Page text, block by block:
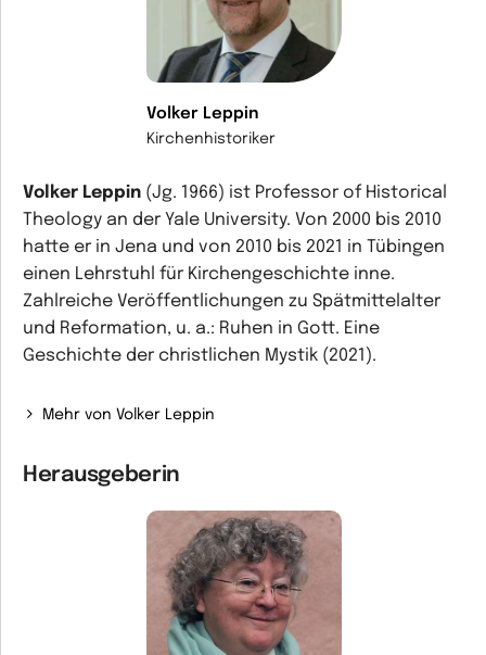
Volker Leppin
Kirchenhistoriker
Volker Leppin (Jg. 1966) ist Professor of Historical
Theology an der Yale University. Von 2000 bis 2010
hatte er in Jena und von 2010 bis 2021 in Tübingen
einen Lehrstuhl für Kirchengeschichte inne.
Zahlreiche Veröffentlichungen zu Spätmittelalter
und Reformation, u. a.: Ruhen in Gott. Eine
Geschichte der christlichen Mystik (2021).
Mehr von Volker Leppin
Herausgeberin